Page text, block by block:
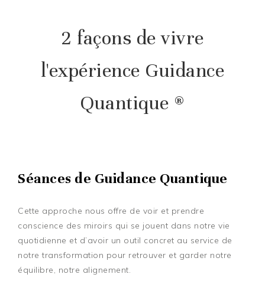
2 façons de vivre
l'expérience Guidance
Quantique ®
Séances de Guidance Quantique
Cette approche nous offre de voir et prendre
conscience des miroirs qui se jouent dans notre vie
quotidienne et d’avoir un outil concret au service de
notre transformation pour retrouver et garder notre
équilibre, notre alignement.